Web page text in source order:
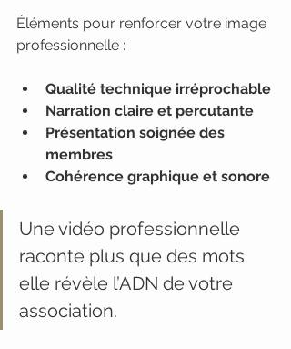
Éléments pour renforcer votre image
professionnelle :
Qualité technique irréprochable
Narration claire et percutante
Présentation soignée des
membres
Cohérence graphique et sonore
Une vidéo professionnelle
raconte plus que des mots
elle révèle l’ADN de votre
association.